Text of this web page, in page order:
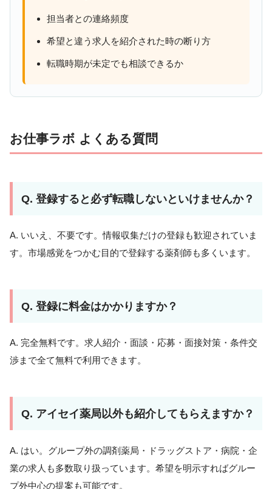
担当者との連絡頻度
希望と違う求人を紹介された時の断り方
転職時期が未定でも相談できるか
お仕事ラボ よくある質問
Q. 登録すると必ず転職しないといけませんか？
A. いいえ、不要です。情報収集だけの登録も歓迎されていま
す。市場感覚をつかむ目的で登録する薬剤師も多くいます。
Q. 登録に料金はかかりますか？
A. 完全無料です。求人紹介・面談・応募・面接対策・条件交
渉まで全て無料で利用できます。
Q. アイセイ薬局以外も紹介してもらえますか？
A. はい。グループ外の調剤薬局・ドラッグストア・病院・企
業の求人も多数取り扱っています。希望を明示すればグルー
プ外中心の提案も可能です。